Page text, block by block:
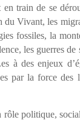
en train de se
Vivant, les
fossiles, la
les guerres
à des enjeux
par la force des
rôle politique,